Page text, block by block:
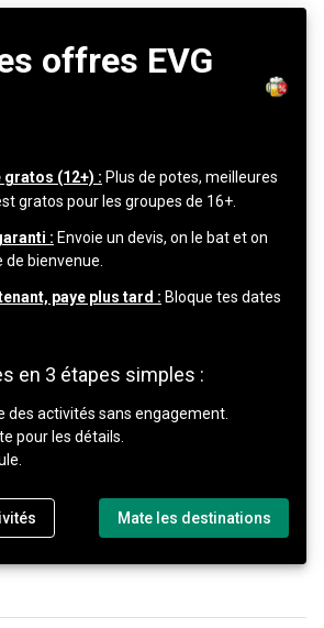
offres EVG
gratos (12+) : Plus de potes, meilleures
gratos pour les groupes de 16+.
: Envoie un devis, on le bat et on
de bienvenue.
paye plus tard : Bloque tes dates
en 3 étapes simples :
des activités sans engagement.
pour les détails.
Mate les destinations